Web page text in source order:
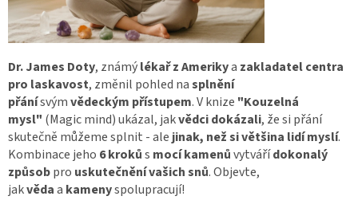
Dr. James Doty, známýlékař z Amerikya zakladatel centra
pro laskavost, změnil pohled nasplnění
přánísvýmvědeckým přístupem. V knize "Kouzelná
mysl" (Magic mind)ukázal, jakvědci dokázali, že si přání
skutečně můžeme splnit - ale jinak, než si většina lidí myslí.
Kombinace jeho 6 krokůs mocí kamenůvytvářídokonalý
způsobpro uskutečnění vašich snů. Objevte,
jakvědaa kamenyspolupracují!